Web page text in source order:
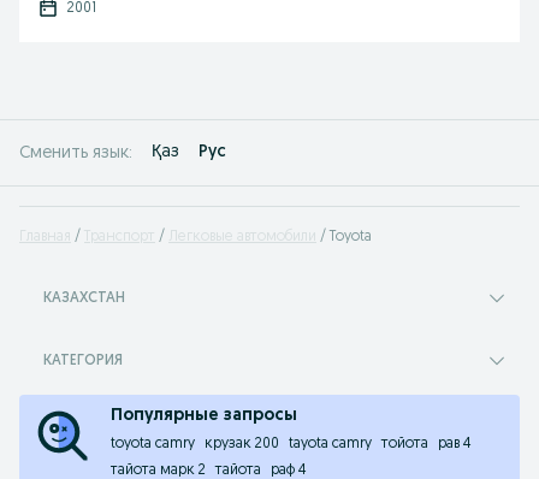
2001
Сменить язык: Қаз Рус
Главная Транспорт Легковые автомобили Toyota
КАЗАХСТАН
КАТЕГОРИЯ
Популярные запросы
toyota camry крузак 200 tayota camry тойота
рав 4
тайота марк 2
тайота раф 4